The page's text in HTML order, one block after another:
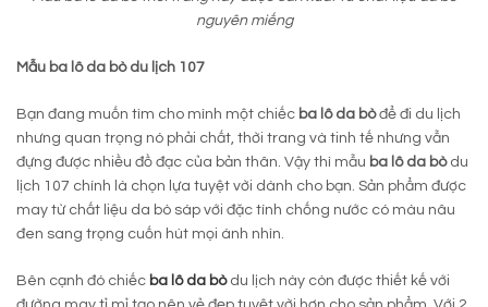
nguyên miếng
Mẫu ba lô da bò du lịch 107
Bạn đang muốn tìm cho mình một chiếc ba lô da bòđể đi du lịch
nhưng quan trọng nó phải chất, thời trang và tinh tế nhưng vẫn
đựng được nhiều đồ đạc của bản thân. Vậy thì mẫu ba lô da bò du
lịch 107 chính là chọn lựa tuyệt vời dành cho bạn. Sản phẩm được
may từ chất liệu da bò sáp với đặc tính chống nước có màu nâu
đen sang trọng cuốn hút mọi ánh nhìn.
Bên cạnh đó chiếc ba lô da bò du lịch này còn được thiết kế với